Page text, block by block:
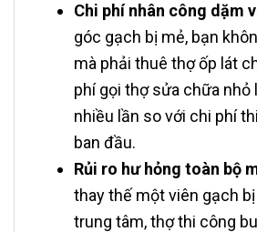
Chi phí nhân công dặm
góc gạch bị mẻ, bạn
mà phải thuê thợ ốp lát
phí gọi thợ sửa chữa nhỏ
nhiều lần so với chi phí
ban đầu.
Rủi ro hư hỏng toàn bộ
thay thế một viên gạch
trung tâm, thợ thi công